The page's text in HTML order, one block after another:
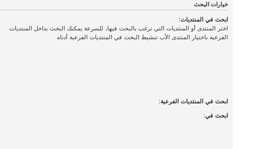
خيارات البحث
ابحث في المنتديات:
اختر المنتدى أو المنتديات التي ترغب بالبحث فيها، للسرعة يمكنك البحث بداخل المنتديات
الفرعية باختيار المنتدى الأب تنشيط البحث في المنتديات الفرعية أدناه
ابحث في المنتديات الفرعية:
ابحث في: